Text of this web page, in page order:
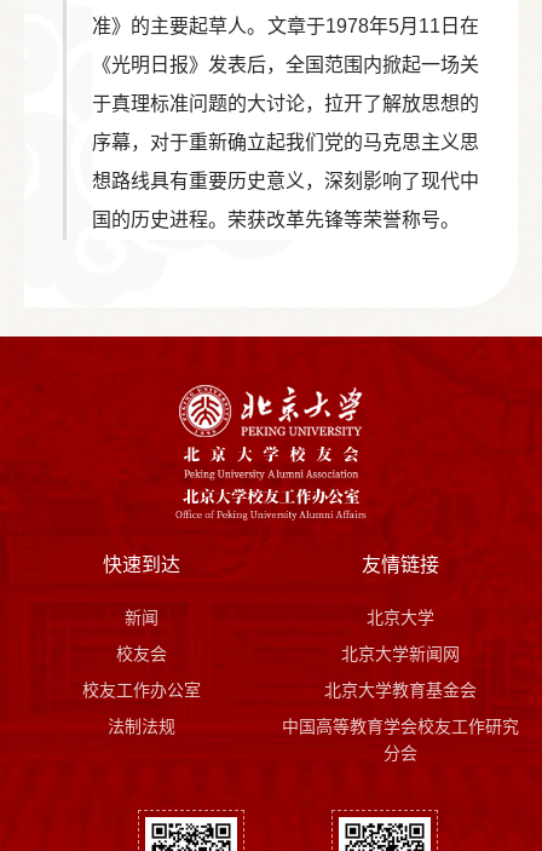
准》的主要起草人。文章于1978年5月11日在
《光明日报》发表后，全国范围内掀起一场关
于真理标准问题的大讨论，拉开了解放思想的
序幕，对于重新确立起我们党的马克思主义思
想路线具有重要历史意义，深刻影响了现代中
国的历史进程。荣获改革先锋等荣誉称号。
快速到达
新闻
校友会
校友工作办公室
法制法规
友情链接
北京大学
北京大学新闻网
北京大学教育基金会
中国高等教育学会校友工作研究
分会